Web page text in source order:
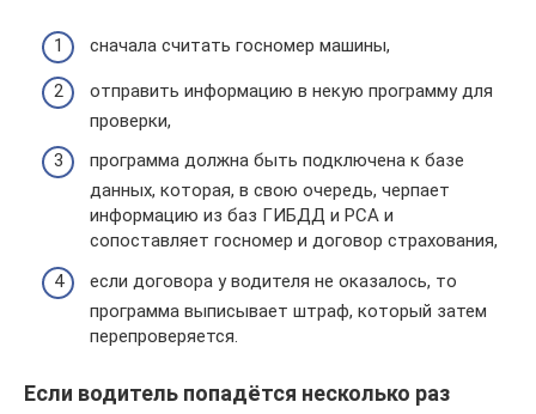
сначала считать госномер машины,
отправить информацию в некую программу для
проверки,
программа должна быть подключена к базе
данных, которая, в свою очередь, черпает
информацию из баз ГИБДД и РСА и
сопоставляет госномер и договор страхования,
если договора у водителя не оказалось, то
программа выписывает штраф, который затем
перепроверяется.
Если водитель попадётся несколько раз